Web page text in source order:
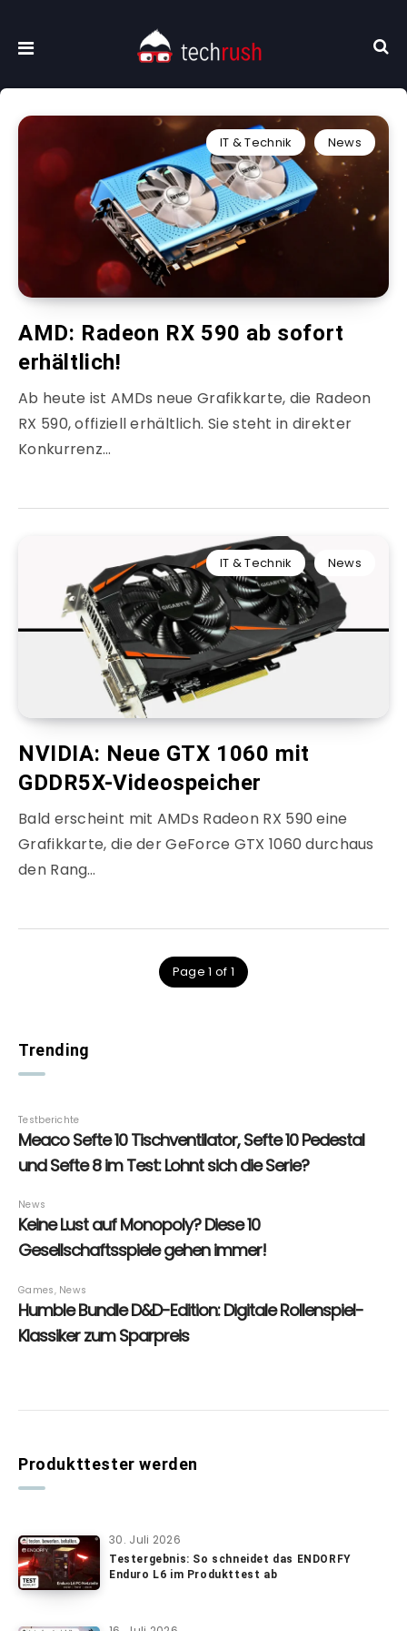
IT & Technik News
AMD: Radeon RX 590 ab sofort
erhältlich!
Ab heute ist AMDs neue Grafikkarte, die Radeon
RX 590, offiziell erhältlich. Sie steht in direkter
Konkurrenz…
IT & Technik News
NVIDIA: Neue GTX 1060 mit
GDDR5X-Videospeicher
Bald erscheint mit AMDs Radeon RX 590 eine
Grafikkarte, die der GeForce GTX 1060 durchaus
den Rang…
Page 1 of 1
Trending
Produkttester werden
30. Juli 2026
Testergebnis: So schneidet das ENDORFY
Enduro L6 im Produkttest ab